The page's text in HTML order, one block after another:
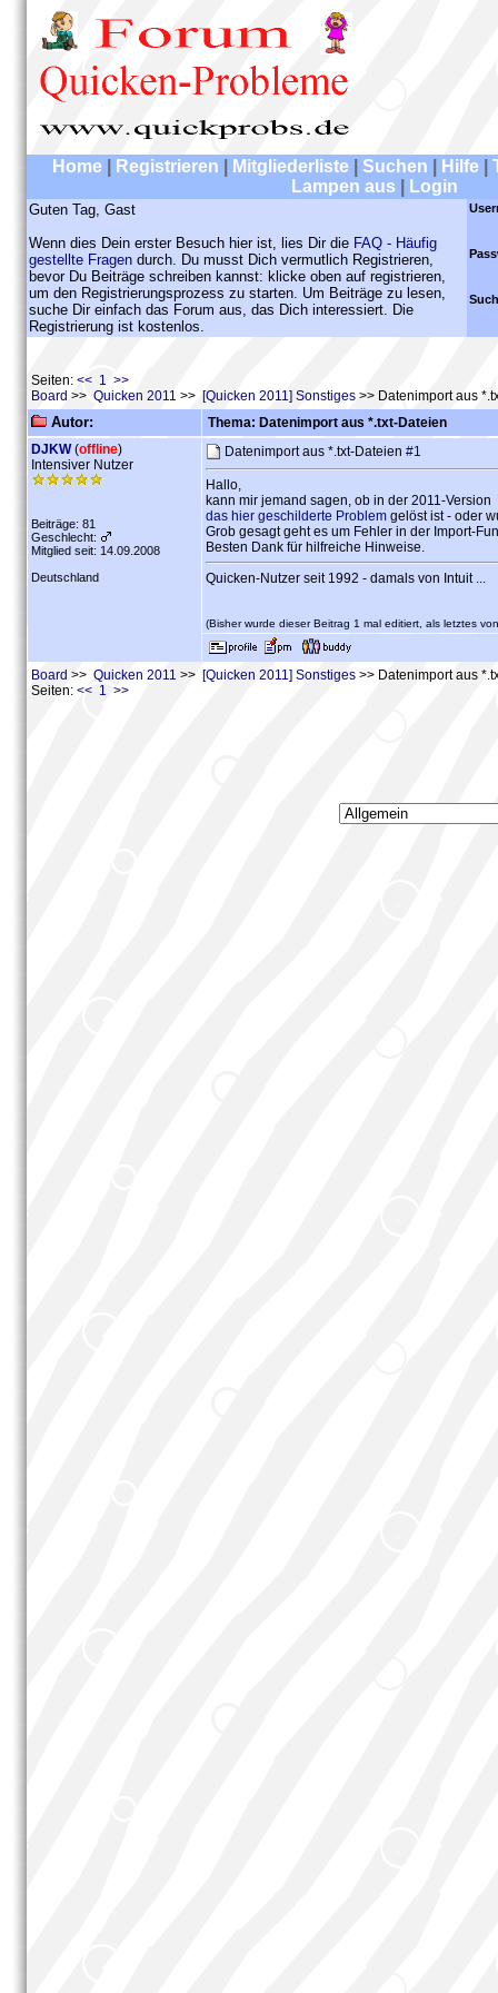
Home Registrieren Mitgliederliste Suchen Hilfe
Lampen aus
Login
Guten Tag, Gast
Wenn dies Dein erster Besuch hier ist, lies Dir die FAQ - Häufig
gestellte Fragen durch. Du musst Dich vermutlich Registrieren,
bevor Du Beiträge schreiben kannst: klicke oben auf registrieren,
um den Registrierungsprozess zu starten. Um Beiträge zu lesen,
suche Dir einfach das Forum aus, das Dich interessiert. Die
Registrierung ist kostenlos.
Seiten: << 1 >>
Board >> Quicken 2011 >> [Quicken 2011] Sonstiges >> Datenimport aus
Autor:
Thema: Datenimport aus *.txt-Dateien
DJKW(offline)
Intensiver Nutzer
Beiträge: 81
Geschlecht:
Mitglied seit: 14.09.2008
Deutschland
Datenimport aus *.txt-Dateien #1
Hallo,
kann mir jemand sagen, ob in der 2011-Version
das hier geschilderte Problem gelöst ist - oder
Grob gesagt geht es um Fehler in der Import-
Besten Dank für hilfreiche Hinweise.
Quicken-Nutzer seit 1992 - damals von Intuit ...
(Bisher wurde dieser Beitrag 1 mal editiert, als letztes
Board >> Quicken 2011 >> [Quicken 2011] Sonstiges >> Datenimport aus
Seiten: << 1 >>